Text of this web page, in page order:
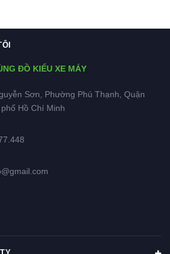
ĐỒ KIỂU XE MÁY
Sơn, Phường Phú Thạnh, Quận
Hồ Chí Minh